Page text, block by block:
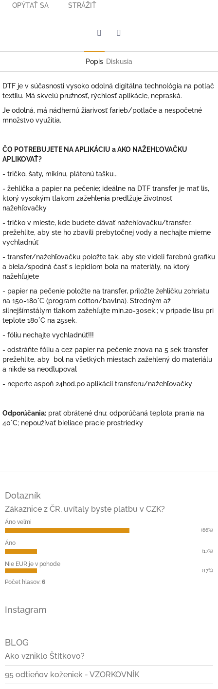
OPÝTAŤ SA STRÁŽIŤ
Popis Diskusia
DTF je v súčasnosti vysoko odolná digitálna technológia na potlač
textilu. Má skvelú pružnosť, rýchlosť aplikácie, nepraská.
Je odolná, má nádhernú žiarivosť farieb/potlače a nespočetné
množstvo využitia.
ČO POTREBUJETE NA APLIKÁCIU a AKO NAŽEHĽOVAČKU
APLIKOVAŤ?
- tričko, šaty, mikinu, plátenú tašku...
- žehlička a papier na pečenie; ideálne na DTF transfer je mať lis,
ktorý vysokým tlakom zažehlenia predlžuje životnosť
nažehľovačky
- tričko v mieste, kde budete dávať nažehľovačku/transfer,
prežehlite, aby ste ho zbavili prebytočnej vody a nechajte mierne
vychladnúť
- transfer/nažehľovačku položte tak, aby ste videli farebnú grafiku
a biela/spodná časť s lepidlom bola na materiály, na ktorý
nažehľujete
- papier na pečenie položte na transfer, priložte žehličku zohriatu
na 150-180°C (program cotton/bavlna). Stredným až
silnejšímstálym tlakom zažehľujte min.20-30sek.; v prípade lisu pri
teplote 180°C na 25sek.
- fóliu nechajte vychladnúť!!!
- odstráňte fóliu a cez papier na pečenie znova na 5 sek transfer
prežehlite, aby bol na všetkých miestach zažehlený do materiálu
a nikde sa neodlupoval
- neperte aspoň 24hod.po aplikácii transferu/nažehľovačky
Odporúčania: prať obrátené dnu; odporúčaná teplota prania na
40°C; nepoužívať bieliace pracie prostriedky
e
Dotazník
Zákaznice z ČR, uvítaly byste platbu v CZK?
Áno veľmi
(66%)
Áno
(17%)
Nie EUR je v pohode
(17%)
Počet hlasov: 6
Instagram
BLOG
Ako vzniklo Štítkovo?
95 odtieňov koženiek - VZORKOVNÍK